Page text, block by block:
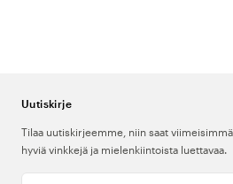
Uutiskirje
Tilaa uutiskirjeemme, niin saat
hyviä vinkkejä ja mielenkiintoista luettavaa.